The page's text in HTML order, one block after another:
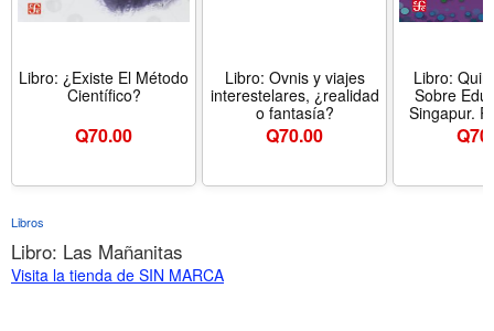
Libro: ¿Existe El Método
Científico?
Q70.00
Libro: Ovnis y viajes
interestelares, ¿realidad
o fantasía?
Q70.00
Libro:
Sobre
Singapur.
Desde la
Q
Libros
Libro: Las Mañanitas
Visita la tienda de SIN MARCA